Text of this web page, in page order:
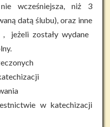
wcześniejsza, niż 3
datą ślubu), oraz inne
jeżeli zostały wydane 
w katechizacji